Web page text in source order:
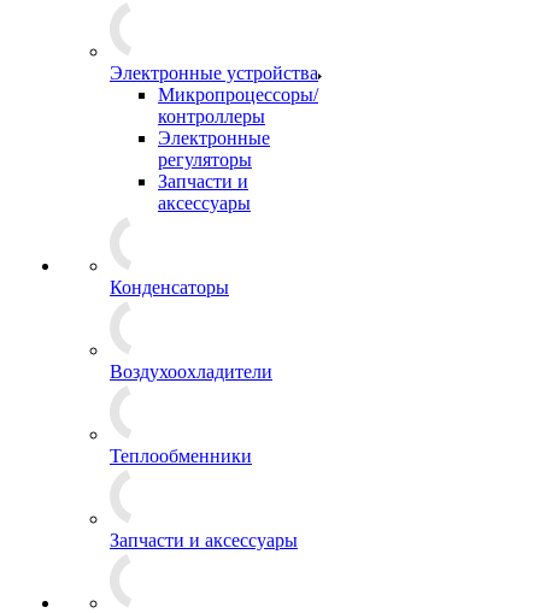
Электронные устройства
Микропроцессоры/
контроллеры
Электронные
регуляторы
Запчасти и
аксессуары
Конденсаторы
Воздухоохладители
Теплообменники
Запчасти и аксессуары